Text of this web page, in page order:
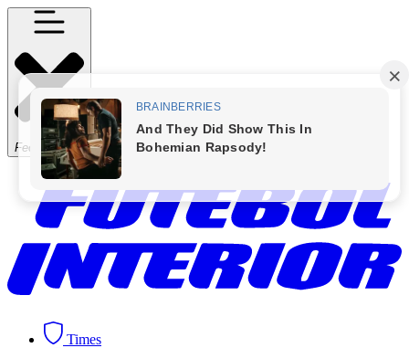
Fechar Menu
Times